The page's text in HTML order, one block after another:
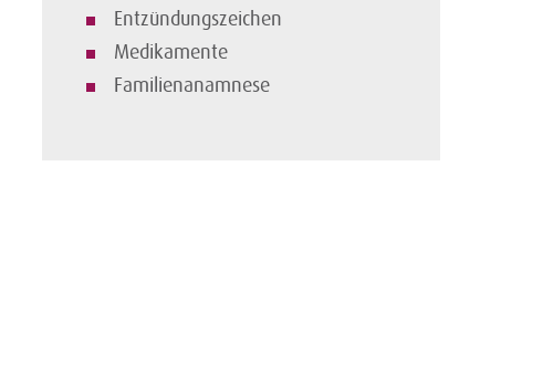
Entzündungszeichen
Medikamente
Familienanamnese